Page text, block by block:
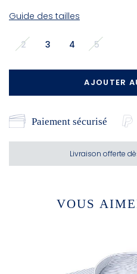
Guide des tailles
2 3 4 5
AJOUTER
Paiement sécurisé
Livraison offerte
VOUS